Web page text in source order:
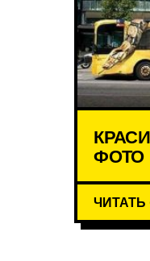
ФОТО
ЧИТАТЬ